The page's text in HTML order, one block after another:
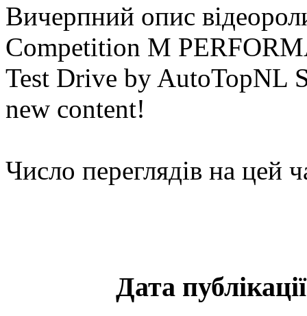
Вичерпний опис
Competition M
Test Drive by AutoTopNL
new content!
Число переглядів на цей
Дата